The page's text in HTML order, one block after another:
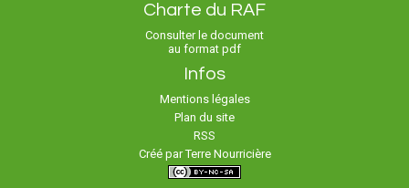
Charte du RAF
Consulter le document
au format pdf
Infos
Mentions légales
Plan du site
RSS
Créé par Terre Nourricière